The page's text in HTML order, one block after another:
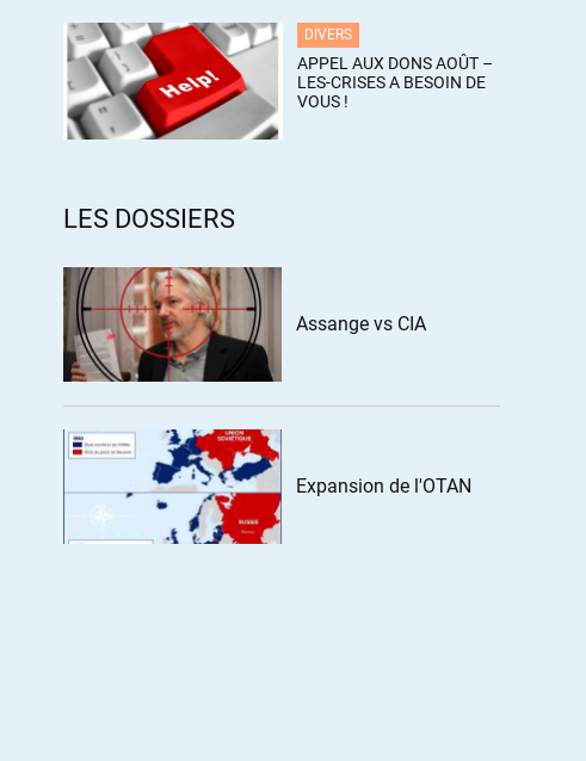
DIVERS
APPEL AUX DONS AOÛT –
LES-CRISES A BESOIN DE
VOUS !
LES DOSSIERS
Assange vs CIA
Expansion de l'OTAN